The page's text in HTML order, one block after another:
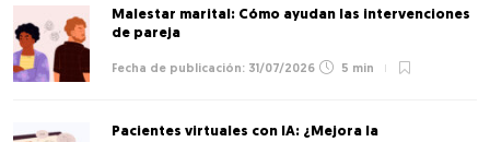
Malestar marital: Cómo ayudan las intervenciones
de pareja
31/07/2026 5 min
Pacientes virtuales con IA: ¿Mejora la